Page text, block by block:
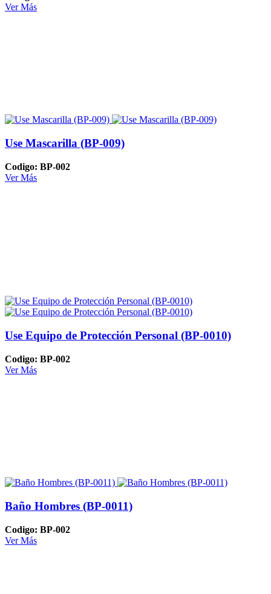
Ver Más
Use Mascarilla (BP-009)
Codigo: BP-002
Ver Más
Use Equipo de Protección Personal (BP-0010)
Codigo: BP-002
Ver Más
Baño Hombres (BP-0011)
Codigo: BP-002
Ver Más